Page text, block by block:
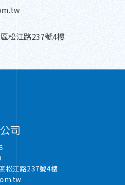
松江路237號4樓
松江路237號4樓